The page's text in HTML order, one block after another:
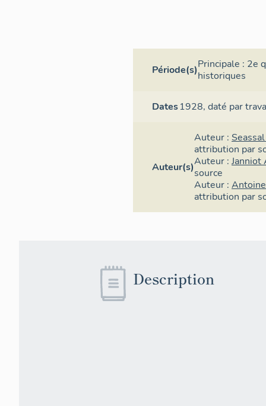
Période(s)Principale : 2e
historiques
Dates1928,daté par
Auteur(s)
Auteur :
attribution par
Auteur : Janniot
source
Auteur :
attribution par
Description